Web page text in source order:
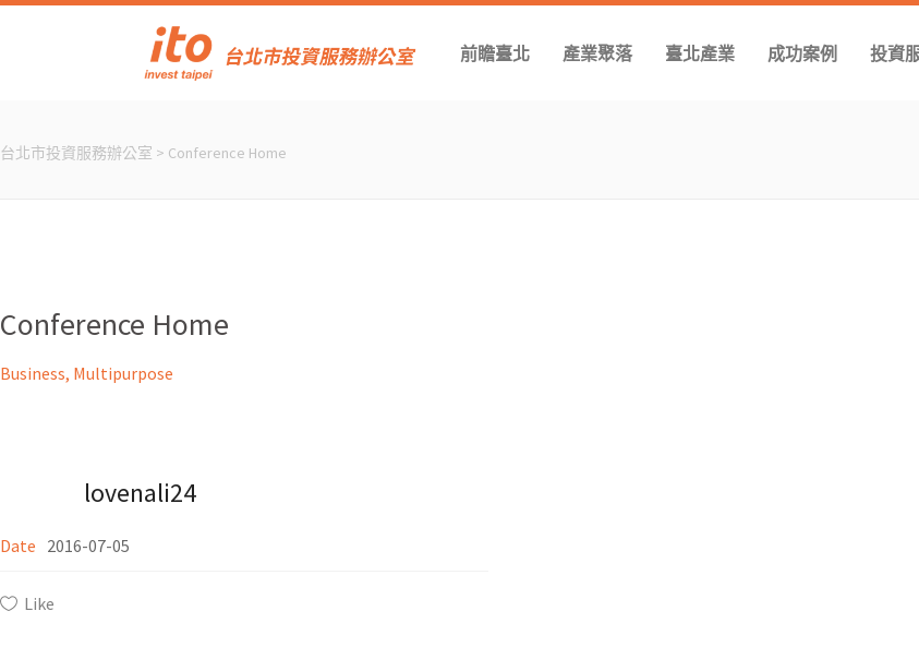
前瞻臺北 產業聚落 臺北產業 成功案例 投資
台北市投資服務辦公室 > Conference Home
Conference Home
Business, Multipurpose
lovenali24
Date 2016-07-05
Like